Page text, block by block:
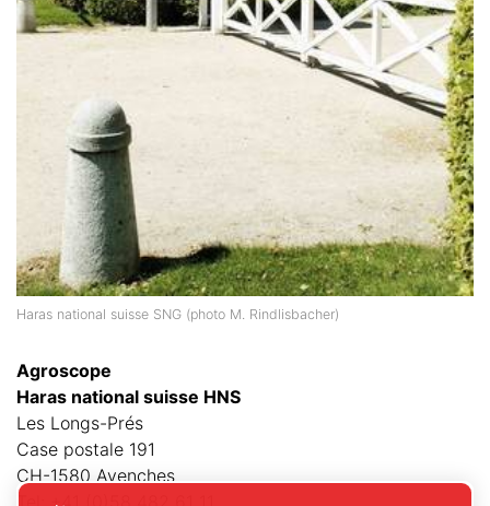
Haras national suisse SNG (photo M. Rindlisbacher)
Agroscope
Haras national suisse HNS
Les Longs-Prés
Case postale 191
CH-1580 Avenches
Tel: +41 (0)58 482 61 11